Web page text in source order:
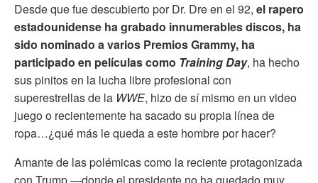
Desde que fue descubierto por Dr. Dre en el 92, el rapero
estadounidense ha grabado innumerables discos, ha
sido nominado a varios Premios Grammy, ha
participado en películas como Training Day, ha hecho
sus pinitos en la lucha libre profesional con
superestrellas de la WWE, hizo de sí mismo en un video
juego o recientemente ha sacado su propia línea de
ropa…¿qué más le queda a este hombre por hacer?
Amante de las polémicas como la reciente protagonizada